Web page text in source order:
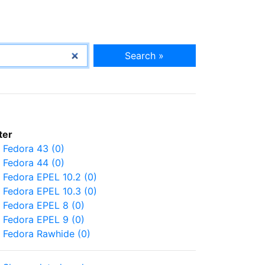
Search »
Fedora 43 (0)
Fedora 44 (0)
Fedora EPEL 10.2 (0)
Fedora EPEL 10.3 (0)
Fedora EPEL 8 (0)
Fedora EPEL 9 (0)
Fedora Rawhide (0)